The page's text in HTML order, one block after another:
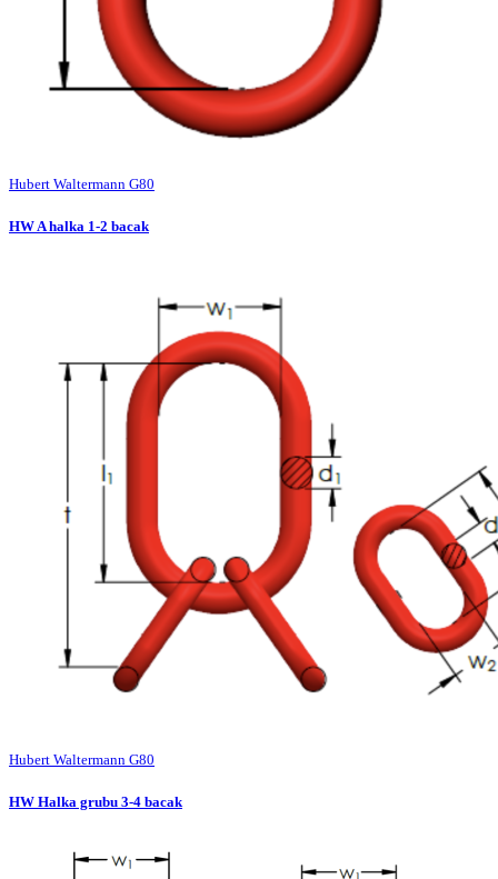
Hubert Waltermann G80
HW A halka 1-2 bacak
Hubert Waltermann G80
HW Halka grubu 3-4 bacak